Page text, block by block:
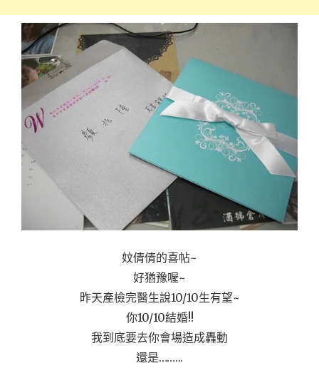
妏倩倩的喜帖~
好猶豫喔~
昨天產檢完醫生說10/10生有望~
你10/10結婚!!
我到底要去你會場造成轟動
還是……...